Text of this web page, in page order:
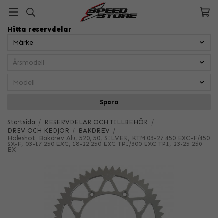
Hitta reservdelar
Spara
Startsida / RESERVDELAR OCH TILLBEHÖR /
DREV OCH KEDJOR / BAKDREV /
Holeshot, Bakdrev Alu, 520, 50, SILVER, KTM 03-27 450 EXC-F/450
SX-F, 03-17 250 EXC, 18-22 250 EXC TPI/300 EXC TPI, 23-25 250
EX